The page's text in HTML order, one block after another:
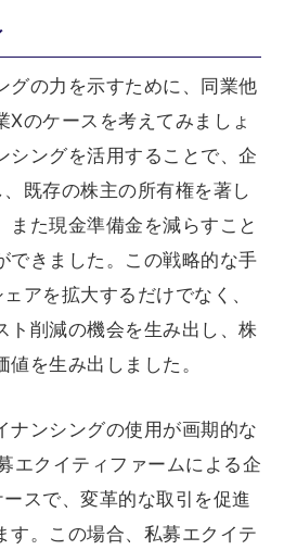
グの力を示すために、同業他
Xのケースを考えてみましょ
シングを活用することで、企
既存の株主の所有権を著し
また現金準備金を減らすこと
できました。この戦略的な手
アを拡大するだけでなく、
ト削減の機会を生み出し、株
を生み出しました。
ナンシングの使用が画期的な
エクイティファームによる企
スで、変革的な取引を促進
す。この場合、私募エクイテ